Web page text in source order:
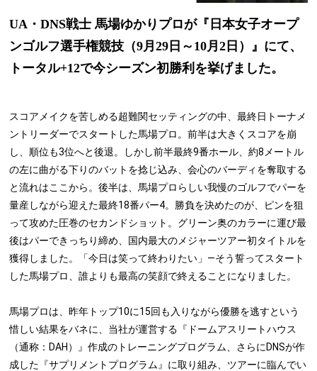
UA ・DNS戦士 馬場ゆかりプロが『日本女子オープ
ンゴルフ選手権競技（9月29 日～ 10月2 日）』にて、
トータル+12で今シーズン初勝利を挙げました。
スコアメイクを苦しめる超難関セッティングの中、最終日トーナメ
ントリーダーでスタートした馬場プロ。前半は大きくスコアを崩
し、順位も3位へと後退。しかし前半最終9番ホール、約8メートル
の左に曲がる下りのバットを捻じ込み、会心のバーディを奪取する
と流れはここから。後半は、馬場プロらしい我慢のゴルフでパーを
量産しながら迎えた最終18番パー4。勝負を決めたのが、ピンを狙
って攻めた圧巻のセカンドショット。グリーン奥のカラーに運び最
後はパーできっちり締め、国内最大のメジャーツアー初タイトルを
獲得しました。「今日は笑って終わりたい」―そう誓ってスタート
した馬場プロ、誰よりも最高の笑顔で終えることになりました。
馬場プロは、昨年トップ10に15回も入りながら優勝を逃すという
惜しい結果をバネに、当社が運営する『ドームアスリートハウス
（通称：DAH）』作成のトレーニングプログラム、さらにDNSが作
成した『サプリメントプログラム』に取り組み、ツアーに臨んでい